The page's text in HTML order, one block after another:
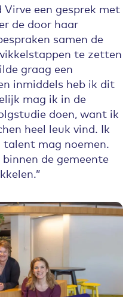
een gesprek met
de door haar
samen de
te zetten
graag een
inmiddels heb ik dit
mag ik in de
doen, want ik
heel leuk vind. Ik
mag noemen.
de gemeente